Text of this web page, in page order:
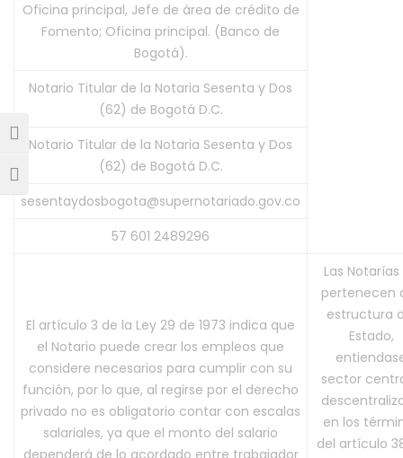
Alternar alto contraste
Alternar tamaño de letra
Oficina principal, Jefe de área de crédito de
Fomento; Oficina principal. (Banco de
Bogotá).
Notario Titular de la Notaria Sesenta y Dos
(62) de Bogotá D.C.
Notario Titular de la Notaria Sesenta y Dos
(62) de Bogotá D.C.
sesentaydosbogota@supernotariado.gov.co
57 601 2489296
El artículo 3 de la Ley 29 de 1973 indica que
el Notario puede crear los empleos que
considere necesarios para cumplir con su
función, por lo que, al regirse por el derecho
privado no es obligatorio contar con escalas
salariales, ya que el monto del salario
Las
pertenecen
estructura
Estado,
sector
en los
del artículo